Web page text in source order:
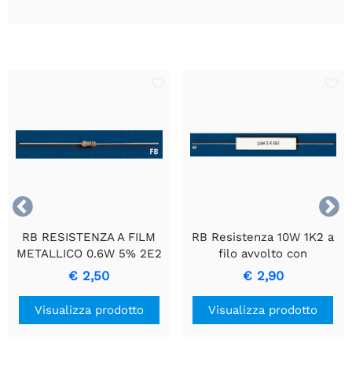


RB RESISTENZA A FILM
METALLICO 0.6W 5% 2E2
- Resistenza di Precisione
Durevole
€ 2,50
Visualizza prodotto
RB Resistenza 10W 1K2 a
filo avvolto con
rivestimento in ceramica
€ 2,90
Visualizza prodotto